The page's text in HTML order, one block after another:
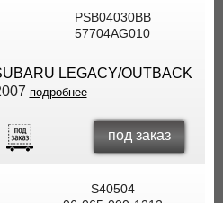
PSB04030BB
57704AG010
LEGACY/OUTBACK
подробнее
под заказ
S40504